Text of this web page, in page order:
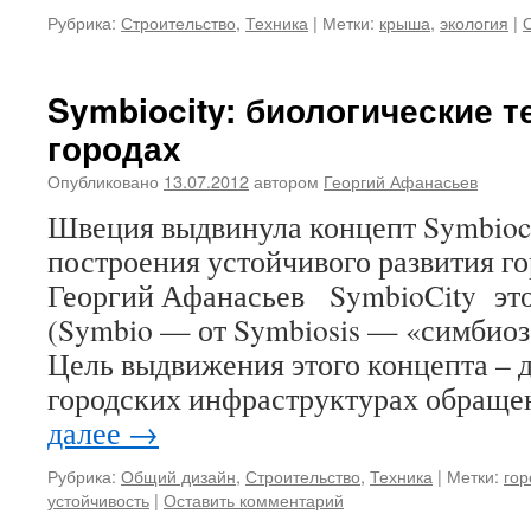
Рубрика: Строительство, Техника | Метки: крыша, экология |
Symbiocity: биологические
городах
Опубликовано 13.07.2012автором Георгий Афанасьев
Швеция выдвинула концепт
построения устойчивого развития
Георгий Афанасьев SymbioCity
(Symbio — от Symbiosis —
Цель выдвижения этого концепта –
городских инфраструктурах
далее →
Рубрика: Общий дизайн, Строительство, Техника | Метки:
устойчивость | Оставить комментарий